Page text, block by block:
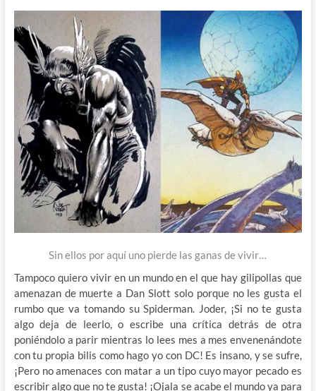
Sin ellos por aquí uno pierde las ganas de vivir…
Tampoco quiero vivir en un mundo en el que hay gilipollas que
amenazan de muerte a Dan Slott solo porque no les gusta el
rumbo que va tomando su Spiderman. Joder, ¡Si no te gusta
algo deja de leerlo, o escribe una crítica detrás de otra
poniéndolo a parir mientras lo lees mes a mes envenenándote
con tu propia bilis como hago yo con DC! Es insano, y se sufre,
¡Pero no amenaces con matar a un tipo cuyo mayor pecado es
escribir algo que no te gusta! ¡Ojala se acabe el mundo ya para